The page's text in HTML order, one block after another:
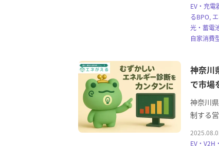
EV・充電
るBPO,
光・蓄電
自家消費
神奈川
で市場
神奈川
制する
EV・V2H